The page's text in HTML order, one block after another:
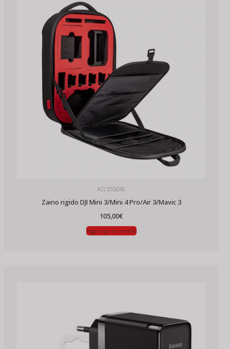
ACCESSORI
Zaino rigido DJI Mini 3/Mini 4 Pro/Air 3/Mavic 3
105,00€
Aggiungi al carrello